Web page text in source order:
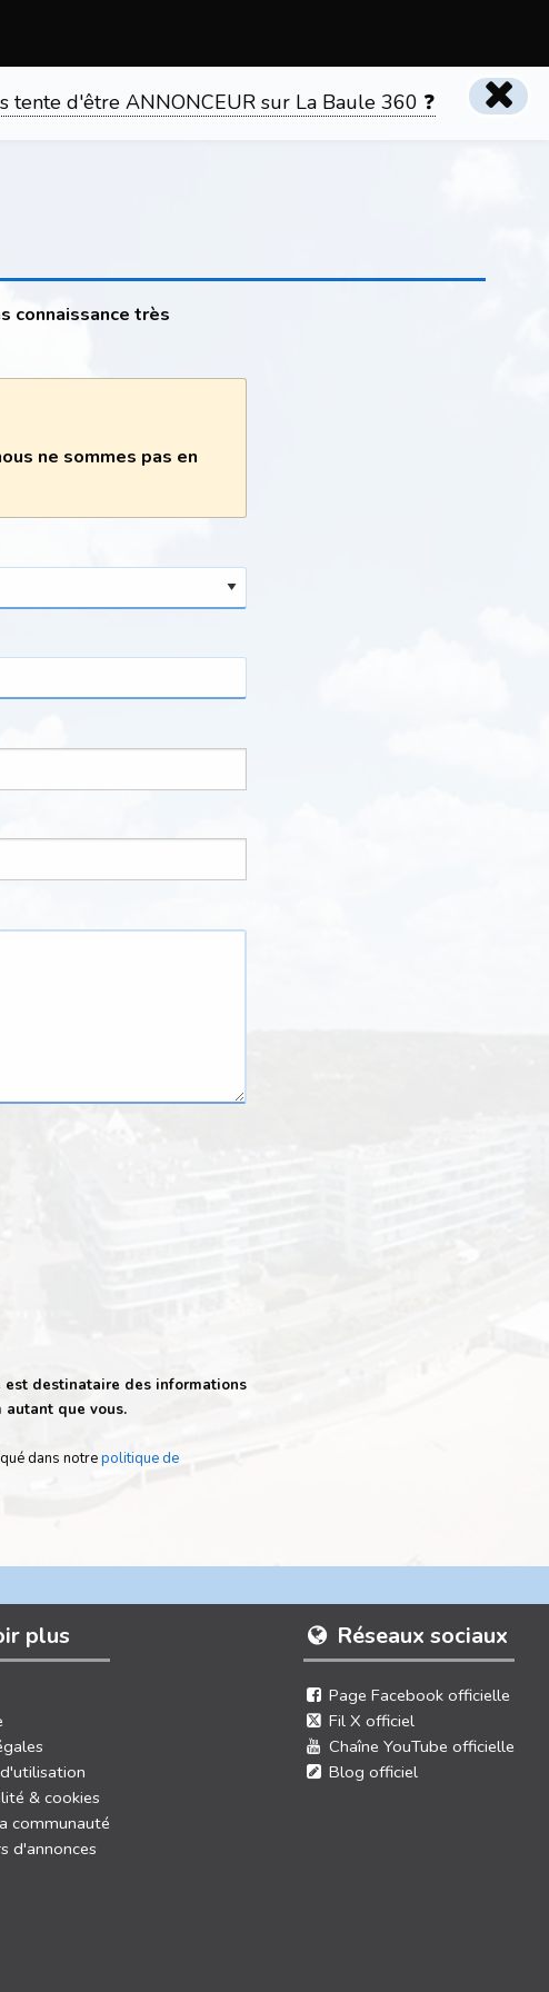
d'être ANNONCEUR sur La Baule 360 ❓
connaissance très
ne sommes pas en
destinataire des informations
autant que vous.
dans notrepolitique de
Réseaux sociaux
Page Facebook officielle
Fil X officiel
Chaîne YouTube officielle
Blog officiel
plus
& cookies
communauté
d'annonces